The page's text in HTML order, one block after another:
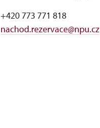
+420 773 771 818
nachod.rezervace@npu.cz